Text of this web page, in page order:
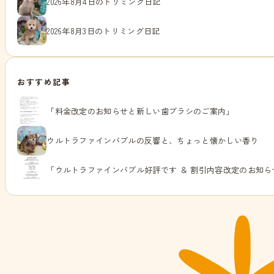
2026年8月3日のトリミング日記
おすすめ記事
「料金改定のお知らせと新しい歯ブラシのご案内」
ウルトラファインバブルの反響と、ちょっと懐かしい香り
「ウルトラファインバブル好評です ＆ 割引内容改定のお知